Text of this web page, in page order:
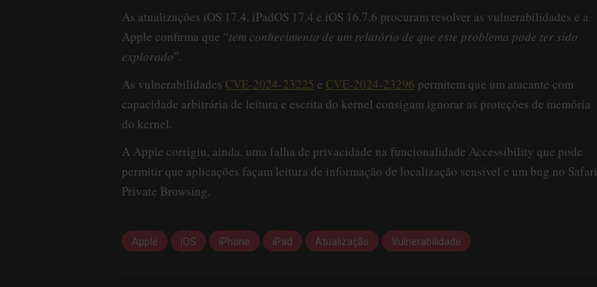
As atualizações iOS 17.4, iPadOS 17.4 e iOS 16.7.6 procuram resolver as vulnerabilidades e a
Apple confirma que “tem conhecimento de um relatório de que este problema pode ter sido
explorado”.
As vulnerabilidades CVE-2024-23225 e CVE-2024-23296 permitem que um atacante com
capacidade arbitrária de leitura e escrita do kernel consigam ignorar as proteções de memória
do kernel.
A Apple corrigiu, ainda, uma falha de privacidade na funcionalidade Accessibility que pode
permitir que aplicações façam leitura de informação de localização sensível e um bug no Safari
Private Browsing.
Apple iOS iPhone iPad Atualização Vulnerabilidade